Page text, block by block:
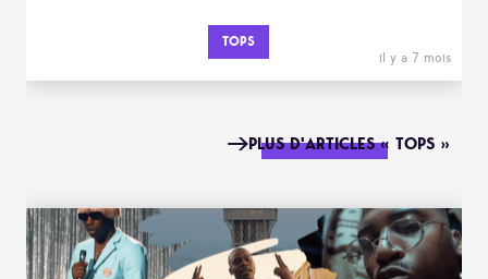
TOPS
il y a 7 mois
PLUS D'ARTICLES « TOPS »